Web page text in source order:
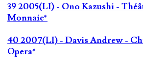
39 2005(LI) - Ono Kazushi -
Monnaie*
40 2007(LI) - Davis Andrew -
Opera*